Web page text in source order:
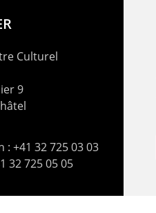
Culturel
9
+41 32 725 03 03
32 725 05 05